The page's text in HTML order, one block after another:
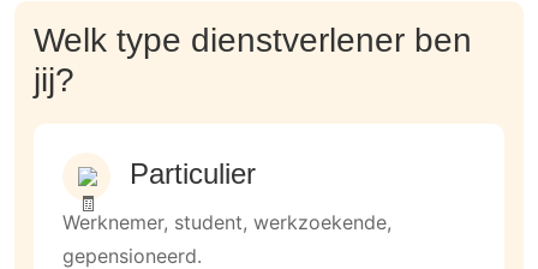
Welk type dienstverlener ben
jij?
Particulier
Werknemer, student, werkzoekende,
gepensioneerd.